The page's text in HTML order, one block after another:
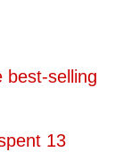
best-selling
13